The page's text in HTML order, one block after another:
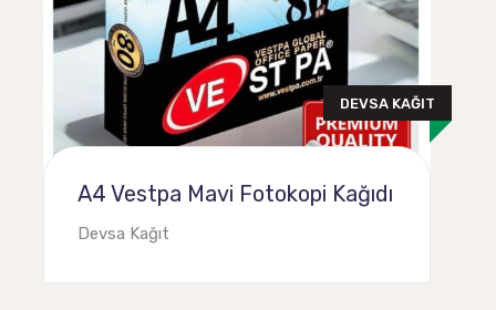
DEVSA KAĞIT
A4 Vestpa Mavi Fotokopi Kağıdı
Devsa Kağıt